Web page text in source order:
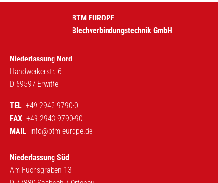
BTM EUROPE
Blechverbindungstechnik GmbH
Niederlassung Nord
Handwerkerstr. 6
D-59597 Erwitte
TEL +49 2943 9790-0
FAX +49 2943 9790-90
MAIL info@btm-europe.de
Niederlassung Süd
Am Fuchsgraben 13